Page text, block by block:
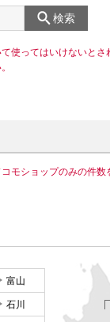
検索
使ってはいけないと
モショップのみの件
富山
石川